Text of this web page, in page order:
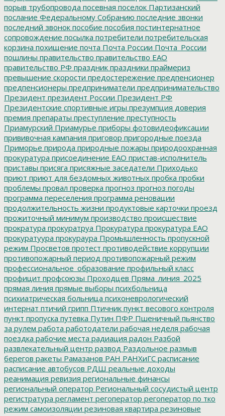
порыв трубопровода посевная поселок Партизанский
послание Федеральному Собранию последние звонки
последний звонок пособие пособия постинтернатное
сопровождение посылка потребители потребительская
корзина похищение почта Почта России Почта_России
пошлины правительство правительство ЕАО
правительство РФ праздник праздники праймериз
превышение скорости предостережение предпенсионер
предпенсионеры предприниматели предпринимательство
Президент президент России Президент РФ
Президентские спортивные игры презумпция доверия
премия препараты преступление преступность
Приамурский Приамурье приборы фотовидеофиксации
прививочная кампания приговор пригородные поезда
Приморье природа природные пожары природоохранная
прокуратура присоединение ЕАО пристав-исполнитель
приставы присяга присяжные заседатели Приходько
приют приют для бездомных животных пробка пробки
проблемы провал проверка прогноз прогноз погоды
программа переселения программа реновации
продолжительность жизни продуктовые карточки проезд
прожиточный минимум производство происшествие
прократура прокуратруа Прокуратура прокуратура ЕАО
прокуратуура прокураура Промышленность пропускной
режим Просветов протест противодействие коррупции
противопожарный период противопожарный режим
профессиональное_образование профильный класс
профицит профсоюзы Проходцев Пряма_линия_2025
прямая линия прямые выборы психбольница
психиатрическая больница психоневрологический
интернат птичий грипп Птичник пункт весового контроля
пункт пропуска путевка Путин ПФР Пшеничный пьянство
за рулем работа работодатели рабочая неделя рабочая
поездка рабочие места радиация радон Разбой
развлекательный центр развод Раздольное размыв
берегов ракеты Рамазанов РАН РАНХиГС расписание
расписание автобусов РДШ реальные доходы
реанимация ревизия региональные финансы
региональный оператор Региональный сосудистый центр
регистратура регламент регоператор регоператор по тко
режим самоизоляции резиновая квартира резиновые